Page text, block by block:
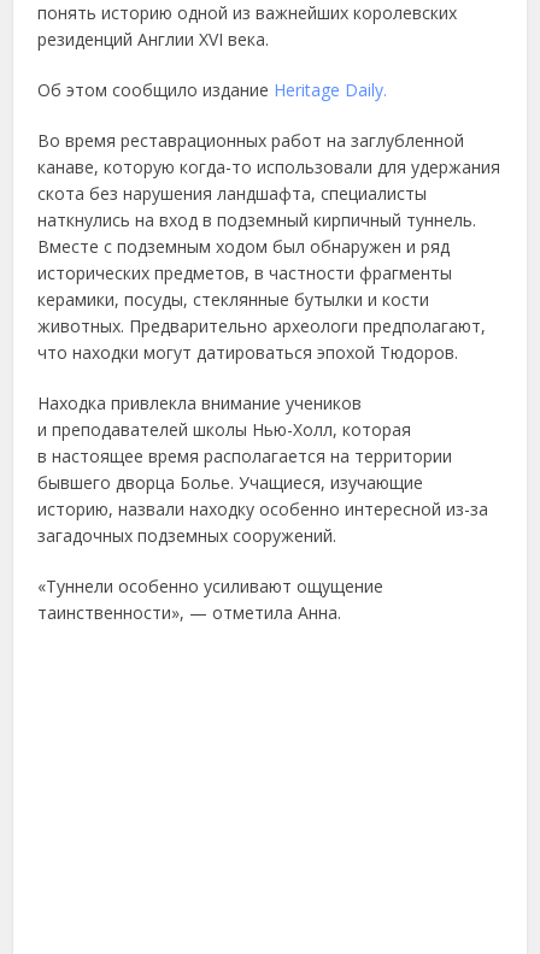
понять историю одной из важнейших королевских
резиденций Англии XVI века.
Об этом сообщило издание Heritage Daily.
Во время реставрационных работ на заглубленной
канаве, которую когда-то использовали для удержания
скота без нарушения ландшафта, специалисты
наткнулись на вход в подземный кирпичный туннель.
Вместе с подземным ходом был обнаружен и ряд
исторических предметов, в частности фрагменты
керамики, посуды, стеклянные бутылки и кости
животных. Предварительно археологи предполагают,
что находки могут датироваться эпохой Тюдоров.
Находка привлекла внимание учеников
и преподавателей школы Нью-Холл, которая
в настоящее время располагается на территории
бывшего дворца Болье. Учащиеся, изучающие
историю, назвали находку особенно интересной из-за
загадочных подземных сооружений.
«Туннели особенно усиливают ощущение
таинственности», — отметила Анна.